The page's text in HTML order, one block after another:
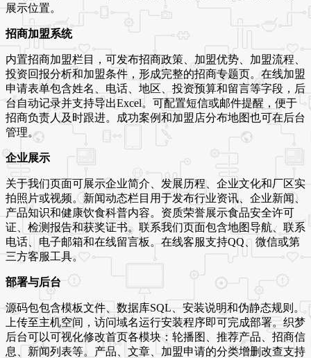
展示位置。
招商加盟系统
内置招商加盟栏目，可发布招商政策、加盟优势、加盟流程、
投资回报分析和加盟条件，形成完整的招商专题页。在线加盟
申请表单包含姓名、电话、地区、投资预算和留言等字段，后
台自动记录并支持导出Excel。可配置短信或邮件提醒，便于
招商负责人及时跟进。成功案例和加盟店分布地图也可在后台
管理。
企业展示
关于我们页面可展示企业简介、发展历程、企业文化和厂区实
拍照片或视频。新闻动态栏目用于发布行业资讯、企业新闻、
产品知识和健康饮食科普内容。资质荣誉展示食品安全许可
证、检测报告和获奖证书。联系我们页面包含地图导航、联系
电话、电子邮箱和在线留言板。在线客服支持QQ、微信或第
三方客服工具。
部署与后台
源码包包含模板文件、数据库SQL、安装说明和伪静态规则。
上传至主机空间，访问域名运行安装程序即可完成部署。织梦
后台可以可视化修改首页各模块：轮播图、推荐产品、招商信
息、新闻列表等。产品、文章、加盟申请的分类增删改查支持